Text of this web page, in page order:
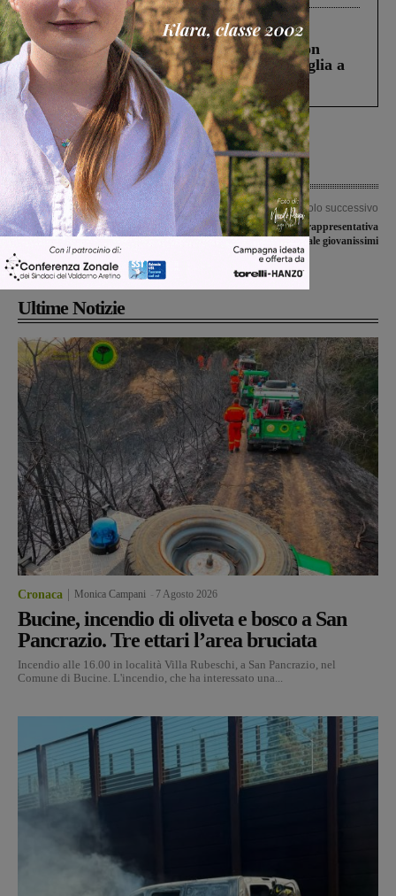
Cronaca 3 Agosto 2026
Scomparso da una struttura di Castiglion
Fiorentino l’uomo che aveva ucciso la figlia a
Levane nel 2020
Articolo precedente
Due guasti tecnici in mattinata creano
ritardi fino a 40 minuti
Articolo successivo
Tre aquilotti per la rappresentativa
regionale giovanissimi
Ultime Notizie
Cronaca Monica Campani 7 Agosto 2026
Bucine, incendio di oliveta e bosco a San
Pancrazio. Tre ettari l’area bruciata
Incendio alle 16.00 in località Villa Rubeschi, a San Pancrazio, nel
Comune di Bucine. L'incendio, che ha interessato una...